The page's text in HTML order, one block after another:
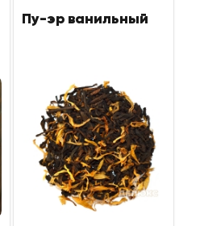
Пу-эр ванильный